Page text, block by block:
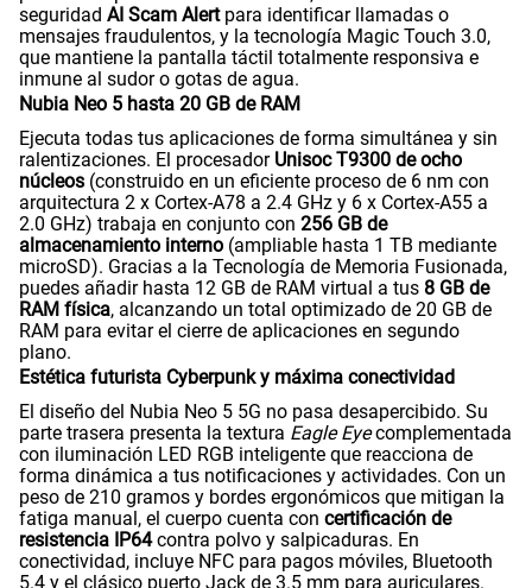
seguridad AI Scam Alertpara identificar llamadas o
mensajes fraudulentos, y la tecnología Magic Touch 3.0,
que mantiene la pantalla táctil totalmente responsiva e
inmune al sudor o gotas de agua.
Nubia Neo 5 hasta 20 GB de RAM
Ejecuta todas tus aplicaciones de forma simultánea y sin
ralentizaciones. El procesador Unisoc T9300 de ocho
núcleos (construido en un eficiente proceso de 6 nm con
arquitectura 2 x Cortex-A78 a 2.4 GHz y 6 x Cortex-A55 a
2.0 GHz) trabaja en conjunto con 256 GB de
almacenamiento interno (ampliable hasta 1 TB mediante
microSD). Gracias a la Tecnología de Memoria Fusionada,
puedes añadir hasta 12 GB de RAM virtual a tus 8 GB de
RAM física, alcanzando un total optimizado de 20 GB de
RAM para evitar el cierre de aplicaciones en segundo
plano.
Estética futurista Cyberpunk y máxima conectividad
El diseño del Nubia Neo 5 5G no pasa desapercibido. Su
parte trasera presenta la textura Eagle Eyecomplementada
con iluminación LED RGB inteligente que reacciona de
forma dinámica a tus notificaciones y actividades. Con un
peso de 210 gramos y bordes ergonómicos que mitigan la
fatiga manual, el cuerpo cuenta con certificación de
resistencia IP64contra polvo y salpicaduras. En
conectividad, incluye NFC para pagos móviles, Bluetooth
5.4 y el clásico puerto Jack de 3.5 mm para auriculares.